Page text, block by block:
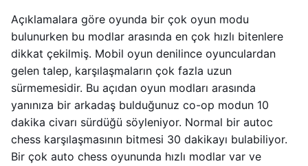
Açıklamalara göre oyunda bir çok oyun modu
bulunurken bu modlar arasında en çok hızlı bitenlere
dikkat çekilmiş. Mobil oyun denilince oyunculardan
gelen talep, karşılaşmaların çok fazla uzun
sürmemesidir. Bu açıdan oyun modları arasında
yanınıza bir arkadaş bulduğunuz co-op modun 10
dakika civarı sürdüğü söyleniyor. Normal bir autoc
chess karşılaşmasının bitmesi 30 dakikayı bulabiliyor.
Bir çok auto chess oyununda hızlı modlar var ve